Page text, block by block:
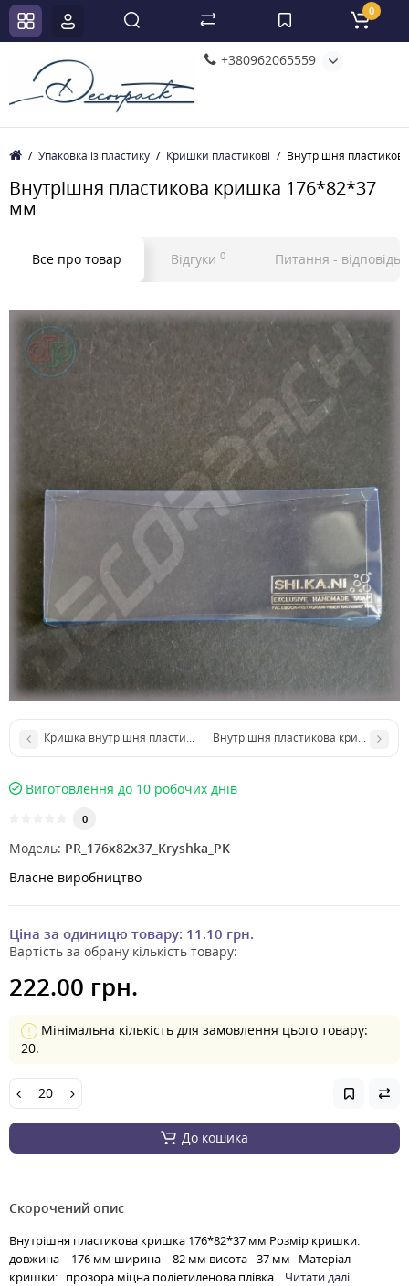
+380962065559
0
Упаковка із пластику Кришки пластикові Внутрішня
Внутрішня пластикова кришка 176*82*37
мм
Все про товар Відгуки 0 Питання - відповідь
Кришка внутрішня пластикова 88*88*60 ммВнутрішня пластикова кришка
Виготовлення до 10 робочих днів
0
Модель: PR_176x82x37_Kryshka_PK
Власне виробництво
Ціна за одиницю товару: 11.10 грн.
Вартість за обрану кількість товару:
222.00 грн.
Мінімальна кількість для замовлення цього товару:
20.
До кошика
Скорочений опис
Внутрішня пластикова кришка 176*82*37 мм Розмір кришки:
довжина – 176 мм ширина – 82 мм висота - 37 мм Матеріал
кришки: прозора міцна поліетиленова плівка... Читати далі...